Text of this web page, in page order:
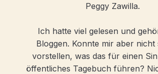
Peggy Zawilla.
Ich hatte viel gelesen und
Bloggen. Konnte mir aber
vorstellen, was das für einen
öffentliches Tagebuch führen?